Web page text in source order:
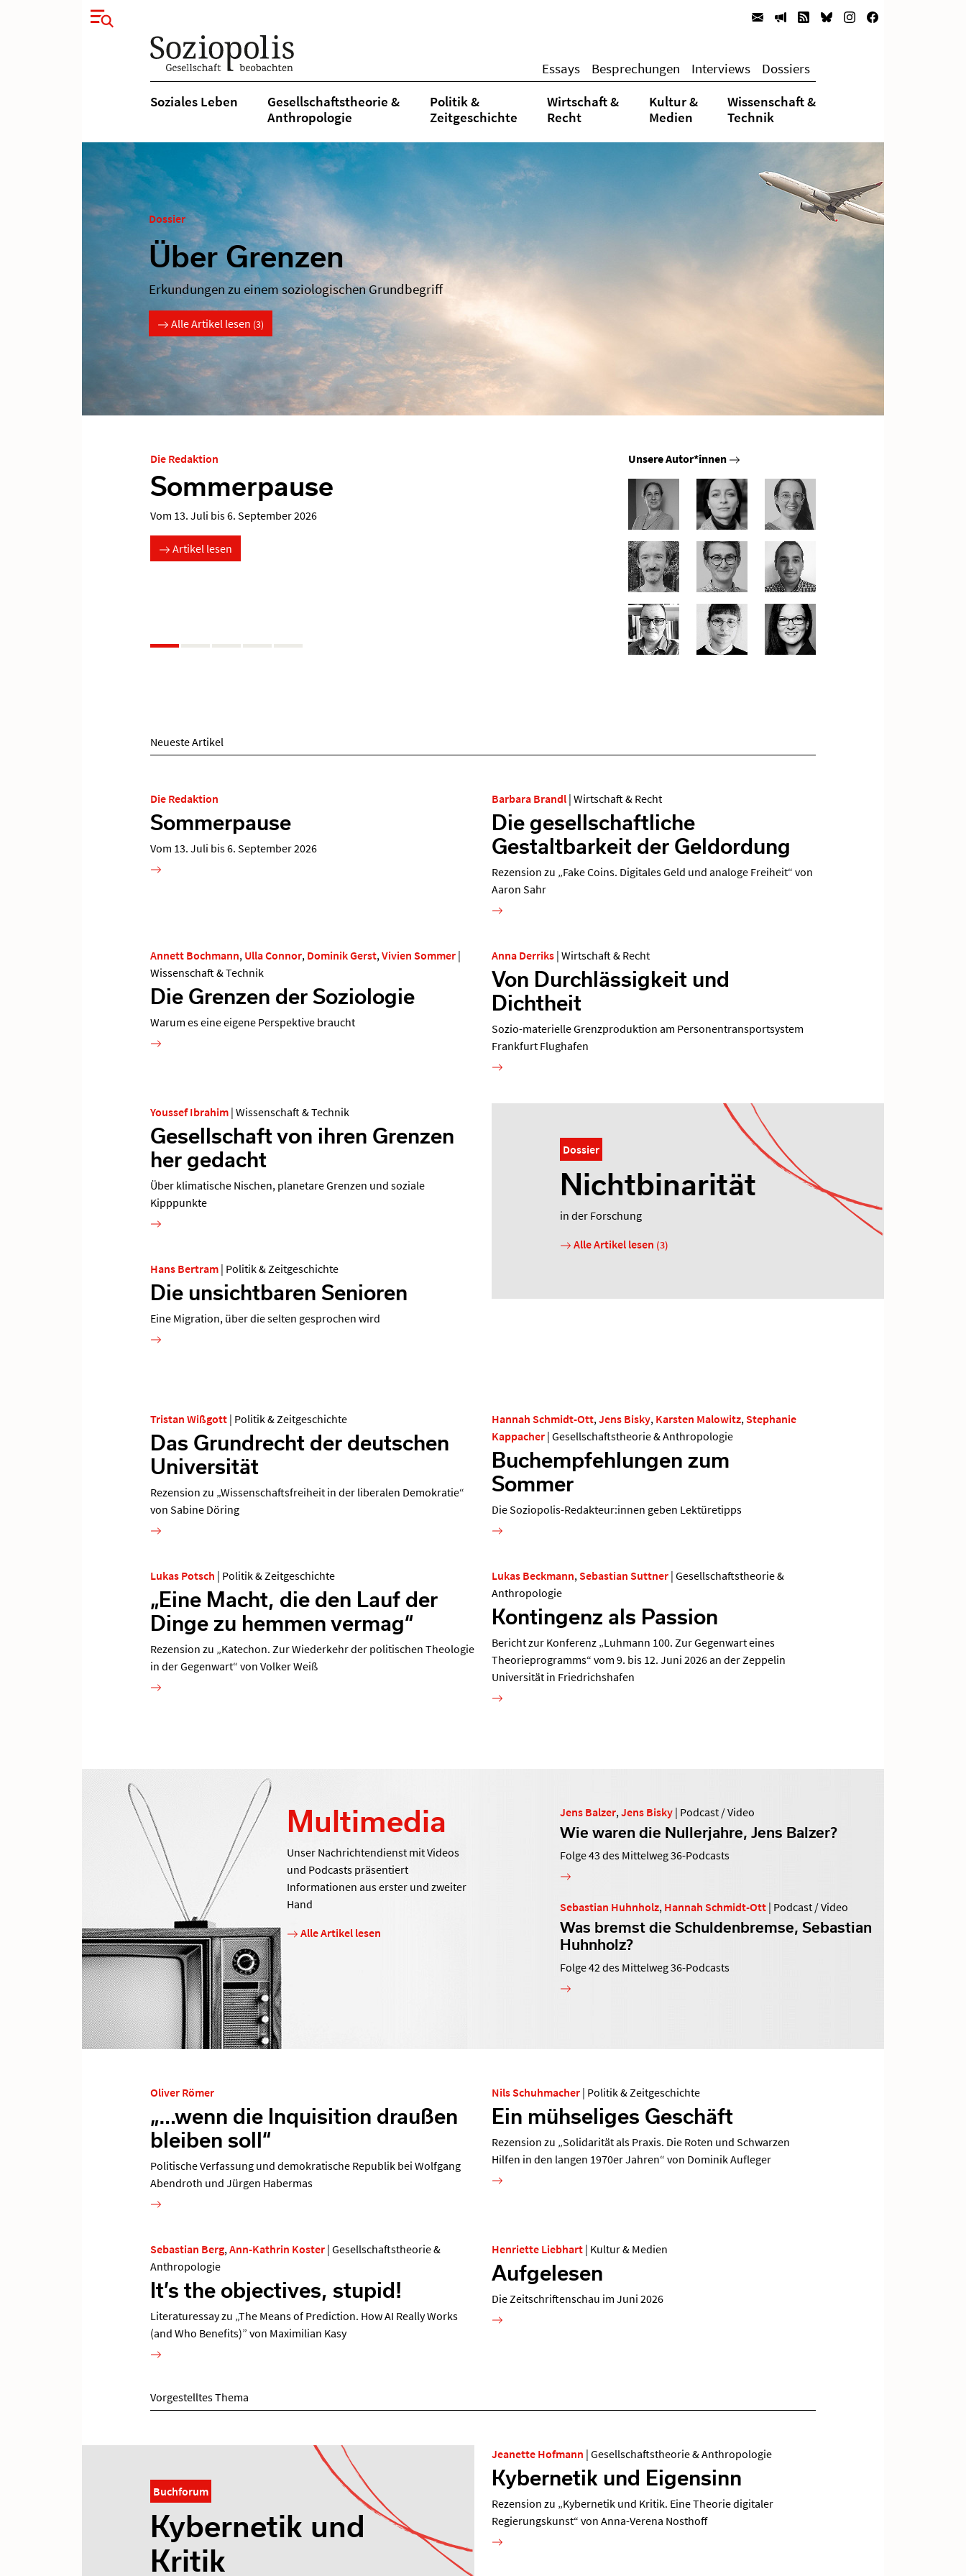
Essays Besprechungen Interviews
Dossiers
Soziales Leben
Gesellschaftstheorie &
Anthropologie
Politik &
Zeitgeschichte
Wirtschaft &
Recht
Kultur &
Medien
Wissenschaft &
Technik
Dossier
Über Grenzen
Erkundungen zu einem soziologischen Grundbegriff
Alle Artikel lesen (3)
Hans Bertram
Die unsichtbaren Senioren
Eine Migration, über die selten gesprochen wird
Artikel lesen
Unsere Autor*innen
Neueste Artikel
Die Redaktion
Sommerpause
Vom 13. Juli bis 6. September 2026
Barbara Brandl | Wirtschaft & Recht
Die gesellschaftliche
Gestaltbarkeit der Geldordung
Rezension zu „Fake Coins. Digitales Geld und analoge Freiheit“ von
Aaron Sahr
Annett Bochmann, Ulla Connor, Dominik Gerst, Vivien Sommer |
Wissenschaft & Technik
Die Grenzen der Soziologie
Warum es eine eigene Perspektive braucht
Anna Derriks | Wirtschaft & Recht
Von Durchlässigkeit und
Dichtheit
Sozio-materielle Grenzproduktion am Personentransportsystem
Frankfurt Flughafen
Youssef Ibrahim | Wissenschaft & Technik
Gesellschaft von ihren Grenzen
her gedacht
Über klimatische Nischen, planetare Grenzen und soziale
Kipppunkte
Hans Bertram | Politik & Zeitgeschichte
Die unsichtbaren Senioren
Eine Migration, über die selten gesprochen wird
Dossier
Nichtbinarität
in der Forschung
Alle Artikel lesen (3)
Tristan Wißgott | Politik & Zeitgeschichte
Das Grundrecht der deutschen
Universität
Rezension zu „Wissenschaftsfreiheit in der liberalen Demokratie“
von Sabine Döring
Hannah Schmidt-Ott, Jens Bisky, Karsten Malowitz, Stephanie
Kappacher | Gesellschaftstheorie & Anthropologie
Buchempfehlungen zum
Sommer
Die Soziopolis-Redakteur:innen geben Lektüretipps
Lukas Potsch | Politik & Zeitgeschichte
„Eine Macht, die den Lauf der
Dinge zu hemmen vermag“
Rezension zu „Katechon. Zur Wiederkehr der politischen Theologie
in der Gegenwart“ von Volker Weiß
Lukas Beckmann, Sebastian Suttner | Gesellschaftstheorie &
Anthropologie
Kontingenz als Passion
Bericht zur Konferenz „Luhmann 100. Zur Gegenwart eines
Theorieprogramms“ vom 9. bis 12. Juni 2026 an der Zeppelin
Universität in Friedrichshafen
Multimedia
Unser Nachrichtendienst mit Videos
und Podcasts präsentiert
Informationen aus erster und zweiter
Hand
Alle Artikel lesen
Jens Balzer, Jens Bisky | Podcast / Video
Wie waren die Nullerjahre, Jens Balzer?
Folge 43 des Mittelweg 36-Podcasts
Sebastian Huhnholz, Hannah Schmidt-Ott | Podcast / Video
Was bremst die Schuldenbremse, Sebastian
Huhnholz?
Folge 42 des Mittelweg 36-Podcasts
Oliver Römer
„…wenn die Inquisition draußen
bleiben soll“
Politische Verfassung und demokratische Republik bei Wolfgang
Abendroth und Jürgen Habermas
Nils Schuhmacher | Politik & Zeitgeschichte
Ein mühseliges Geschäft
Rezension zu „Solidarität als Praxis. Die Roten und Schwarzen
Hilfen in den langen 1970er Jahren“ von Dominik Aufleger
Sebastian Berg, Ann-Kathrin Koster | Gesellschaftstheorie &
Anthropologie
It’s the objectives, stupid!
Literaturessay zu „The Means of Prediction. How AI Really Works
(and Who Benefits)” von Maximilian Kasy
Henriette Liebhart | Kultur & Medien
Aufgelesen
Die Zeitschriftenschau im Juni 2026
Vorgestelltes Thema
Buchforum
Kybernetik und
Kritik
Jeanette Hofmann | Gesellschaftstheorie & Anthropologie
Kybernetik und Eigensinn
Rezension zu „Kybernetik und Kritik. Eine Theorie digitaler
Regierungskunst“ von Anna-Verena Nosthoff